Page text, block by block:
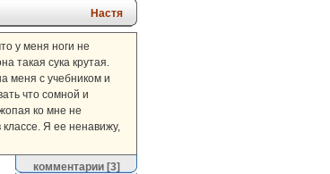
Настя
у меня ноги не
такая сука крутая.
меня с учебником и
что сомной и
ко мне не
классе. Я ее ненавижу,
комментарии[3]